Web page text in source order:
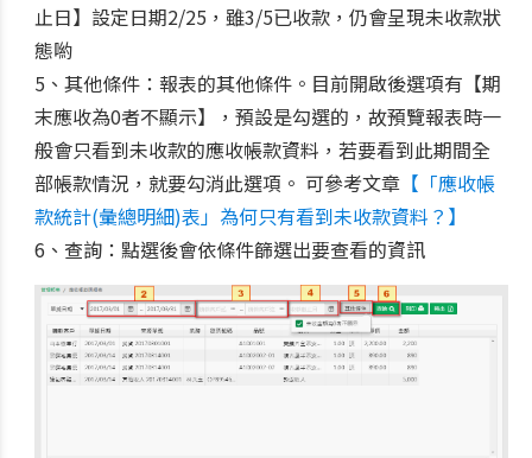
止日】設定日期2/25，雖3/5已收款，仍會呈現未收款狀
態喲
5、其他條件：報表的其他條件。目前開啟後選項有【期
末應收為0者不顯示】，預設是勾選的，故預覽報表時一
般會只看到未收款的應收帳款資料，若要看到此期間全
部帳款情況，就要勾消此選項。 可參考文章【「應收帳
款統計(彙總明細)表」為何只有看到未收款資料？】
6、查詢：點選後會依條件篩選出要查看的資訊